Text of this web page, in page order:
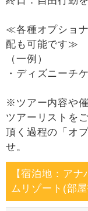
≪各種オプショ
配も可能です≫
（一例）
・ディズニーチ
※ツアー内容や
ツアーリストを
頂く過程の「オ
せ。
【宿泊地：ア
ムリゾート(部